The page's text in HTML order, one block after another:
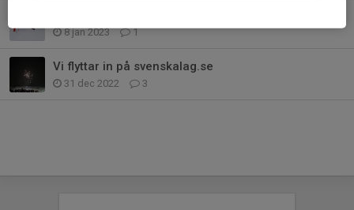
8 jan 2023 1
Vi flyttar in på svenskalag.se
31 dec 2022 3